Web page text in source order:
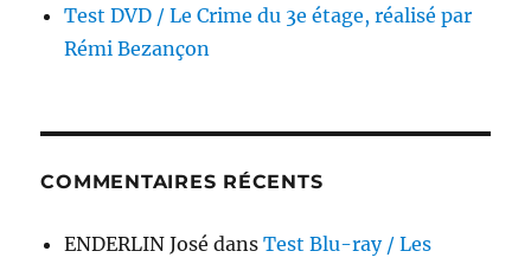
Test DVD / Le Crime du 3e étage, réalisé par
Rémi Bezançon
COMMENTAIRES RÉCENTS
ENDERLIN José dansTest Blu-ray / Les